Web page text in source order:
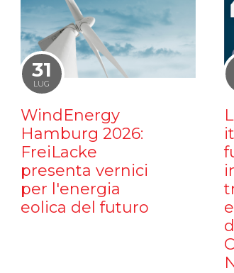
31
LUG
WindEnergy
Hamburg 2026:
FreiLacke
presenta vernici
per l'energia
eolica del futuro